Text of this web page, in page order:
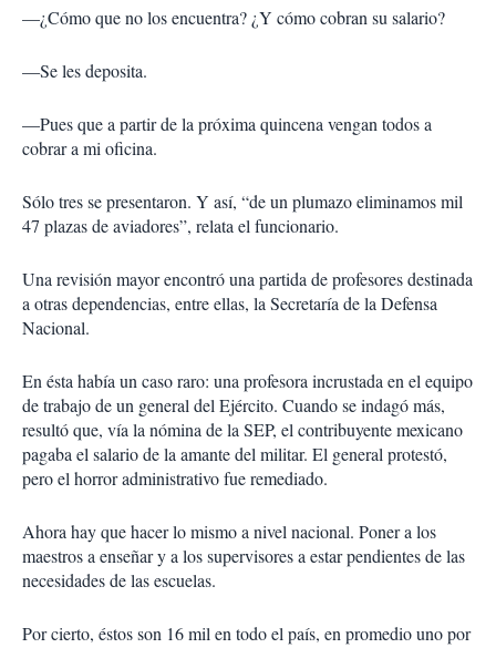
—¿Cómo que no los encuentra? ¿Y cómo cobran su salario?
—Se les deposita.
—Pues que a partir de la próxima quincena vengan todos a
cobrar a mi oficina.
Sólo tres se presentaron. Y así, “de un plumazo eliminamos mil
47 plazas de aviadores”, relata el funcionario.
Una revisión mayor encontró una partida de profesores destinada
a otras dependencias, entre ellas, la Secretaría de la Defensa
Nacional.
En ésta había un caso raro: una profesora incrustada en el equipo
de trabajo de un general del Ejército. Cuando se indagó más,
resultó que, vía la nómina de la SEP, el contribuyente mexicano
pagaba el salario de la amante del militar. El general protestó,
pero el horror administrativo fue remediado.
Ahora hay que hacer lo mismo a nivel nacional. Poner a los
maestros a enseñar y a los supervisores a estar pendientes de las
necesidades de las escuelas.
Por cierto, éstos son 16 mil en todo el país, en promedio uno por